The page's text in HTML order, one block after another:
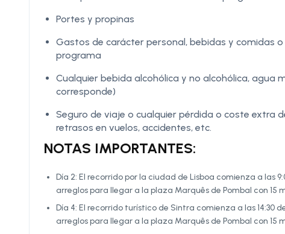
Portes y propinas
Gastos de carácter personal, bebidas y comidas
programa
Cualquier bebida alcohólica y no alcohólica, agua
corresponde)
Seguro de viaje o cualquier pérdida o coste extra
retrasos en vuelos, accidentes, etc.
NOTAS IMPORTANTES:
Día 2: El recorrido por la ciudad de Lisboa comienza a las
arreglos para llegar a la plaza Marquês de Pombal con 15
Día 4: El recorrido turístico de Sintra comienza a las 14:30
arreglos para llegar a la plaza Marquês de Pombal con 15